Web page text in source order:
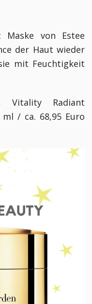
Maske von Estee
der Haut wieder
mit Feuchtigkeit
Vitality Radiant
ml / ca. 68,95 Euro